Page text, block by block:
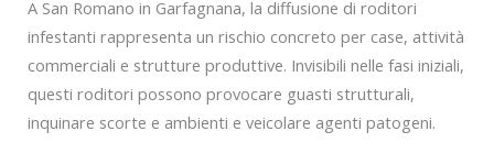
A San Romano in Garfagnana, la diffusione di roditori
infestanti rappresenta un rischio concreto per case, attività
commerciali e strutture produttive. Invisibili nelle fasi iniziali,
questi roditori possono provocare guasti strutturali,
inquinare scorte e ambienti e veicolare agenti patogeni.